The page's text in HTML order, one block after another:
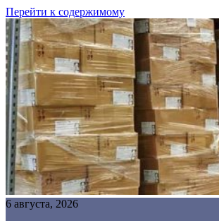
Перейти к содержимому
6 августа, 2026